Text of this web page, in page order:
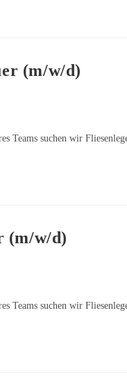
(m/w/d)
Teams suchen wir
(m/w/d)
Teams suchen wir